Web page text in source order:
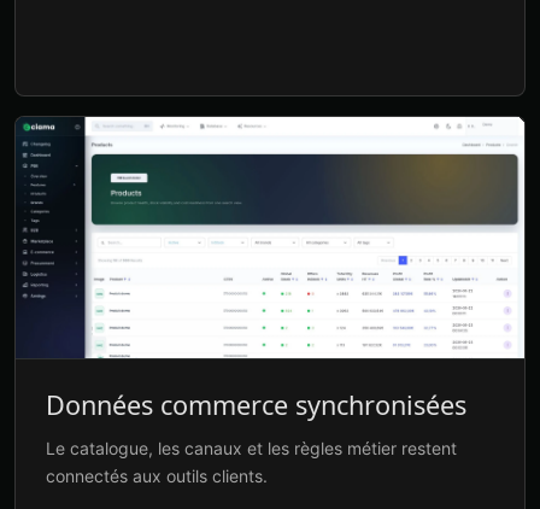
Données commerce synchronisées
Le catalogue, les canaux et les règles métier restent
connectés aux outils clients.